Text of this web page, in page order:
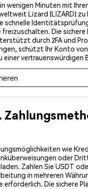
wenigen Minuten mit
Lizard (LIZARD) zu
schnelle
Die sichere
durch 2FA und
schützt Ihr Konto
einer vertrauenswürdigen
wie
oder
Zahlen Sie USDT
in mehreren
erforderlich. Die sichere